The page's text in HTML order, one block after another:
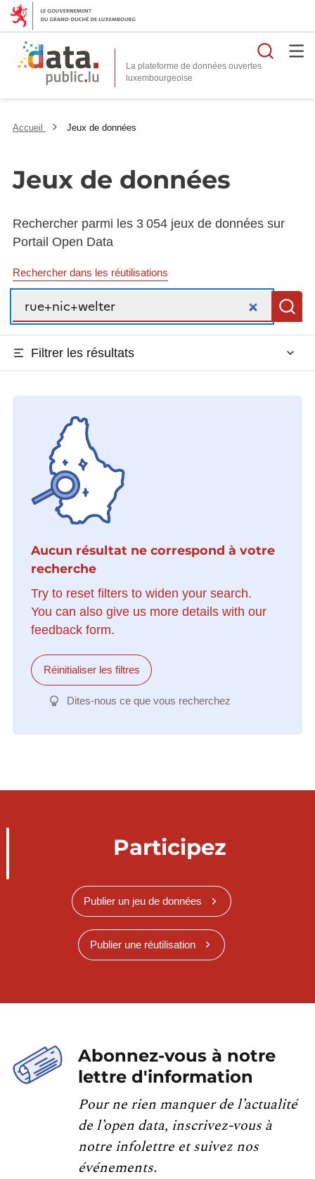
La plateforme de données ouvertes
Accueil Jeux de données
Jeux de données
Rechercher parmi les 3 054 jeux de données sur
Portail Open Data
Rechercher dans les réutilisations
Recherche
Filtrer les résultats
Aucun résultat ne correspond à votre
recherche
Try to reset filters to widen your search.
You can also give us more details with our
feedback form.
Réinitialiser les filtres
Dites-nous ce que vous recherchez
Participez
Publier un jeu de données
Publier une réutilisation
Abonnez-vous à notre
lettre d'information
Pour ne rien manquer de l’actualité
de l’open data, inscrivez-vous à
notre infolettre et suivez nos
événements.